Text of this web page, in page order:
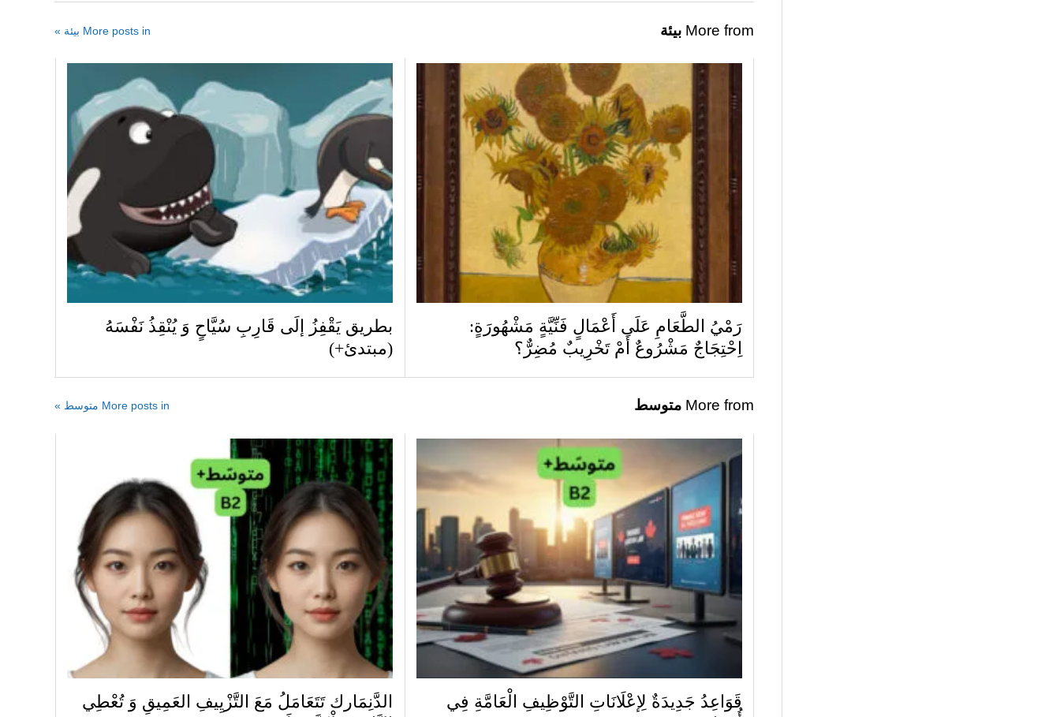
More from بيئة More posts in بيئة »
رَمْيُ الطَّعَامِ عَلَى أَعْمَالٍ فَنِّيَّةٍ مَشْهُورَةٍ:
اِحْتِجَاجٌ مَشْرُوعٌ أَمْ تَخْرِيبٌ مُضِرٌّ؟
بطريق يَقْفِزُ إلَى قَارِبِ سُيَّاحٍ وَ يُنْقِذُ نَفْسَهُ
(مبتدئ+)
More from متوسط More posts in متوسط »
قَوَاعِدُ جَدِيدَةٌ لِإعْلَانَاتِ التَّوْظِيفِ الْعَامَّةِ فِي
الدَّنِمَارك تَتَعَامَلُ مَعَ التَّزْيِيفِ العَمِيقِ وَ تُعْطِي